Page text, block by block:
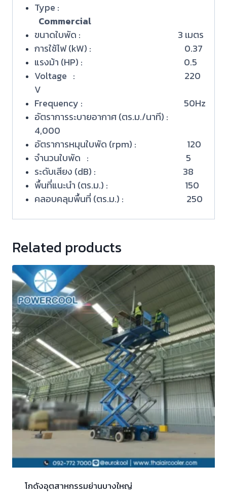
Type :
Commercial
ขนาดใบพัด : 3 เมตร
การใช้ไฟ (kW) : 0.37
แรงม้า (HP) : 0.5
Voltage : 220
V
Frequency : 50Hz
อัตราการระบายอากาศ (ตร.ม./นาที) :
4,000
อัตราการหมุนใบพัด (rpm) : 120
จำนวนใบพัด : 5
ระดับเสียง (dB) : 38
พื้นที่แนะนำ (ตร.ม.) : 150
คลอบคลุมพื้นที่ (ตร.ม.) : 250
Related products
โกดังอุตสาหกรรมย่านบางใหญ่